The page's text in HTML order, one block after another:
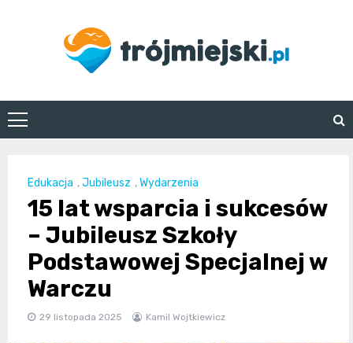
trojmiejski.pl
Edukacja ,Jubileusz ,Wydarzenia
15 lat wsparcia i sukcesów
– Jubileusz Szkoły
Podstawowej Specjalnej w
Warczu
29 listopada 2025 Kamil Wojtkiewicz